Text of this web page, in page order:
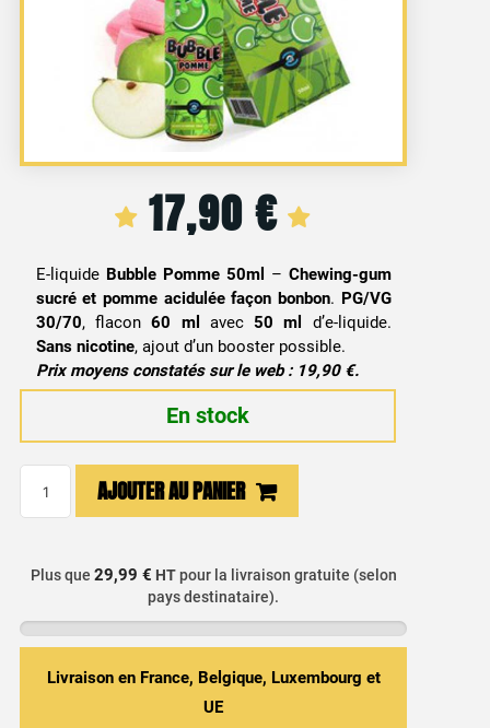
17,90€
E-liquide Bubble Pomme 50ml – Chewing-gum
sucré et pomme acidulée façon bonbon. PG/VG
30/70, flacon60 ml avec50 ml
d’e-liquide.
Sans nicotine, ajout d’un booster possible.
Prix moyens constatés sur le web : 19,90 €.
En stock
Bubble
Pomme
50ml
AJOUTER AU PANIER
Plus que 29,99 € HTpour la livraison gratuite (selon
pays destinataire).
Livraison en France, Belgique, Luxembourg et
UE